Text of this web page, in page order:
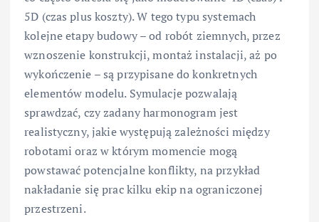
5D (czas plus koszty). W tego typu systemach
kolejne etapy budowy – od robót ziemnych, przez
wznoszenie konstrukcji, montaż instalacji, aż po
wykończenie – są przypisane do konkretnych
elementów modelu. Symulacje pozwalają
sprawdzać, czy zadany harmonogram jest
realistyczny, jakie występują zależności między
robotami oraz w którym momencie mogą
powstawać potencjalne konflikty, na przykład
nakładanie się prac kilku ekip na ograniczonej
przestrzeni.